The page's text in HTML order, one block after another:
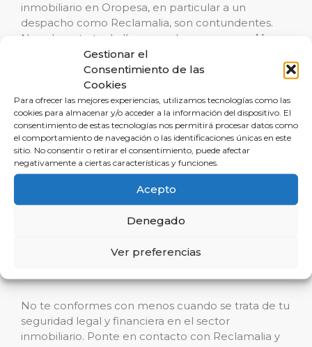
Gestionar el
Consentimiento de las
Cookies
Para ofrecer las mejores experiencias, utilizamos tecnologías como las
cookies para almacenar y/o acceder a la información del dispositivo. El
consentimiento de estas tecnologías nos permitirá procesar datos como
el comportamiento de navegación o las identificaciones únicas en este
sitio. No consentir o retirar el consentimiento, puede afectar
negativamente a ciertas características y funciones.
Acepto
Denegado
Ver preferencias
inmobiliario en Oropesa, en particular a un
despacho como Reclamalia, son contundentes.
No solo se trata de llevar a cabo una
operación
inmobiliaria; es cuestión de hacerlo con el
conocimiento, la protección y la eficacia que solo
un experto en la materia puede proporcionarte.
No arriesgues tus inversiones y la seguridad de tus
contratos, opta por la asesoría que marcará la
diferencia en tus proyectos inmobiliarios.
Desde la meticulosaredacción de contratos
negociaciones, Reclamalia se erige como tu socio
de confianza en Oropesa. Los expertos de este
despacho se dedican aevitar problemas en
con el respaldo del más sólido
No te conformes con menos cuando se trata de tu
seguridad legal y financiera en el sector
inmobiliario. Ponte en contacto con Reclamalia y